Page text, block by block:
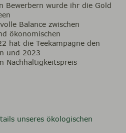
Bewerbern wurde ihr die Gold
Balance zwischen
ökonomischen
hat die Teekampagne den
und 2023
Nachhaltigkeitspreis
unseres ökologischen